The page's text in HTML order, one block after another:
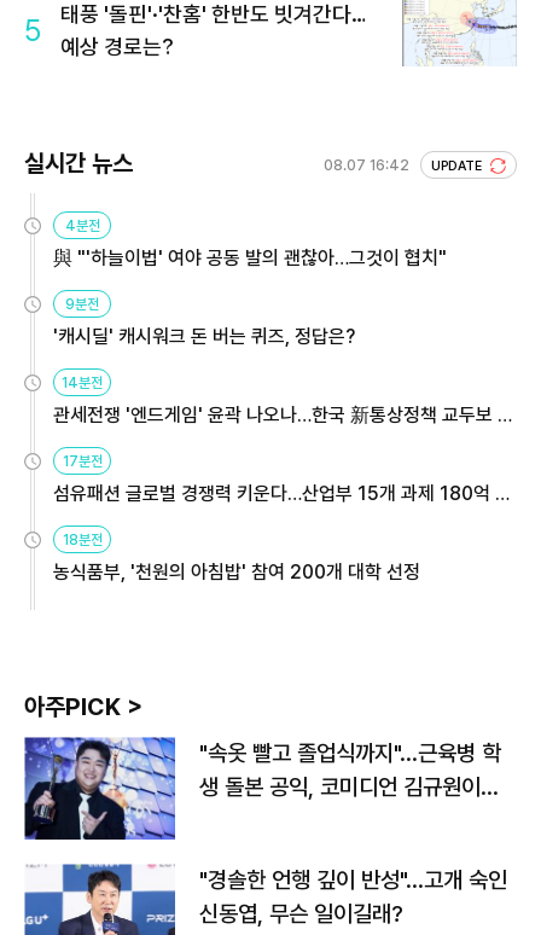
5
태풍 '돌핀'·'찬홈' 한반도 빗겨간다…
예상 경로는?
실시간 뉴스 08.07 16:42 UPDATE
4분전
與 "'하늘이법' 여야 공동 발의 괜찮아…그것이 협치"
9분전
'캐시딜' 캐시워크 돈 버는 퀴즈, 정답은?
14분전
관세전쟁 '엔드게임' 윤곽 나오나…한국 新통상정책 교두보 활
용해야
17분전
섬유패션 글로벌 경쟁력 키운다…산업부 15개 과제 180억 지
원
18분전
농식품부, '천원의 아침밥' 참여 200개 대학 선정
아주PICK >
"속옷 빨고 졸업식까지"…근육병 학
생 돌본 공익, 코미디언 김규원이었
"경솔한 언행 깊이 반성"…고개 숙인
신동엽, 무슨 일이길래?